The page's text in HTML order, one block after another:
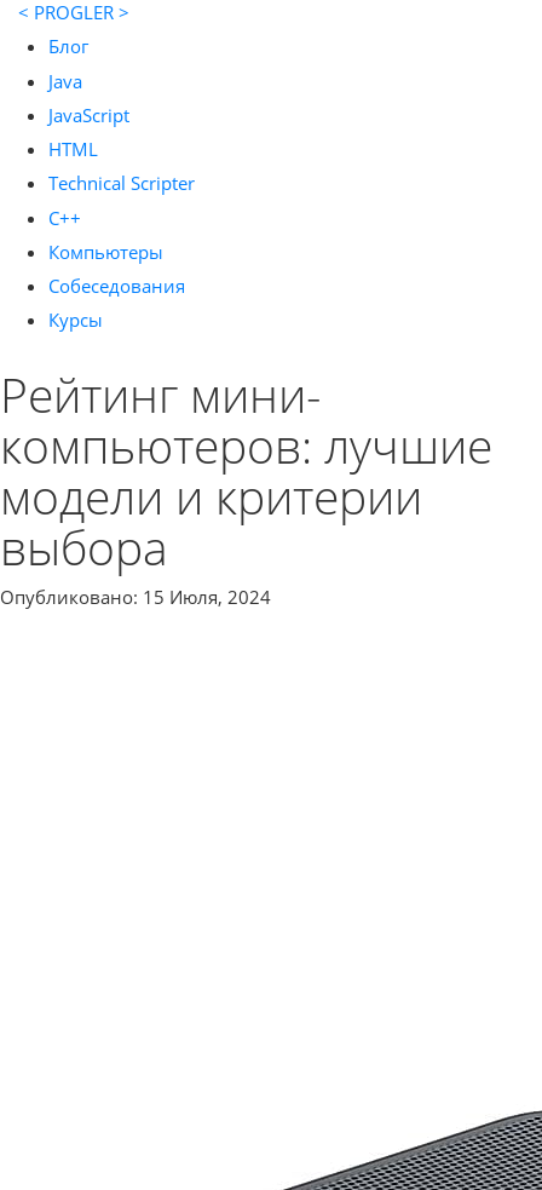
< PROGLER >
Блог
Java
JavaScript
HTML
Technical Scripter
C++
Компьютеры
Собеседования
Курсы
Рейтинг мини-
компьютеров: лучшие
модели и критерии
выбора
Опубликовано: 15 Июля, 2024